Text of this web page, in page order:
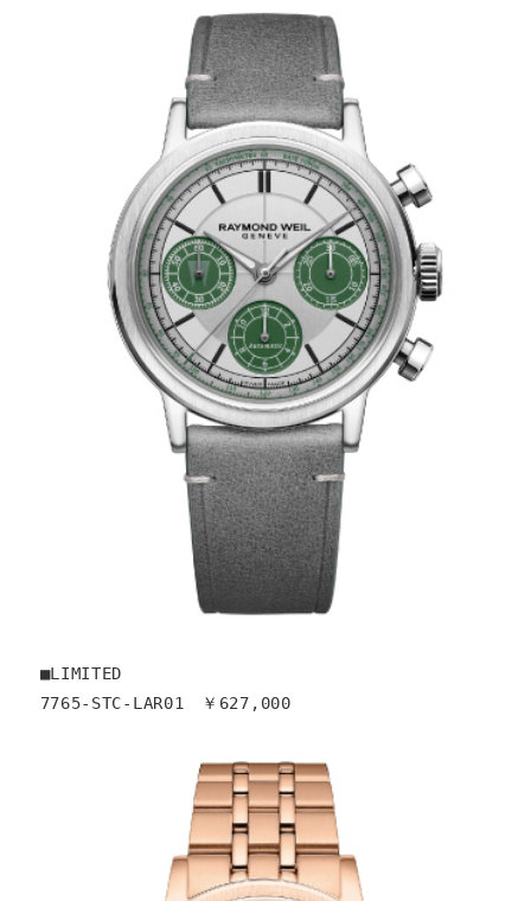
■LIMITED
7765-STC-LAR01　￥627,000